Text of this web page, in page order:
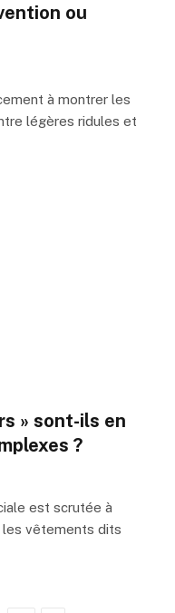
ou
à montrer les
légères ridules et
» sont-ils en
?
est scrutée à
les vêtements dits